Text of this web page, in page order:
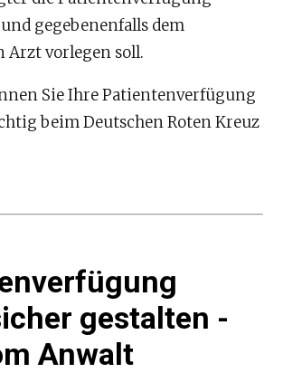
gegebenenfalls dem
Arzt vorlegen soll.
Sie Ihre Patientenverfügung
beim Deutschen Roten Kreuz
gestalten -
Anwalt